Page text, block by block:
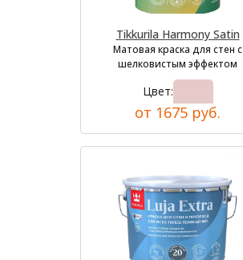
Tikkurila Harmony Satin
Матовая краска для стен с
шелковистым эффектом
Цвет:
от 1675 руб.